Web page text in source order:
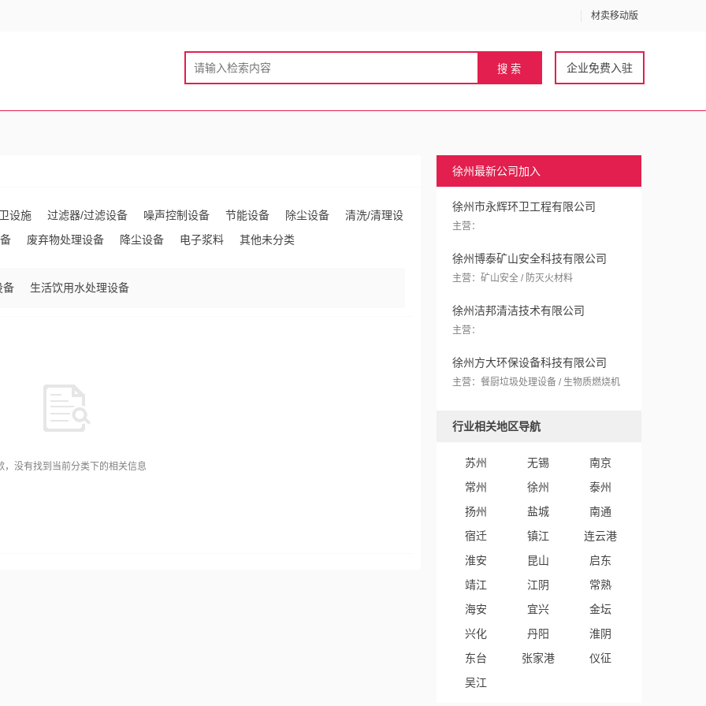
材卖移动版
企业免费入驻
设施 过滤器/过滤设备 噪声控制设备 节能设备 除尘设备
清洗/清理设
废弃物处理设备 降尘设备 电子浆料 其他未分类
备 生活饮用水处理设备
，没有找到当前分类下的相关信息
徐州最新公司加入
徐州市永辉环卫工程有限公司
主营：
徐州博泰矿山安全科技有限公司
主营：矿山安全 / 防灭火材料
徐州洁邦清洁技术有限公司
主营：
徐州方大环保设备科技有限公司
主营：餐厨垃圾处理设备 / 生物质燃烧机
行业相关地区导航
苏州 无锡
南京
常州
徐州
泰州
扬州
盐城
南通
宿迁
镇江
连云港
淮安
昆山
启东
靖江
江阴
常熟
海安
宜兴
金坛
兴化
丹阳
淮阴
东台
张家港
仪征
吴江